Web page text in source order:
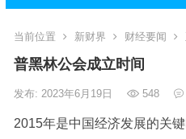
当前位置 新财界 财经要闻
普黑林公会成立时间
发布: 2023年6月19日 548
2015年是中国经济发展的关